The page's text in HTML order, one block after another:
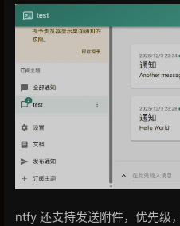
ntfy 还支持发送附件，优先级